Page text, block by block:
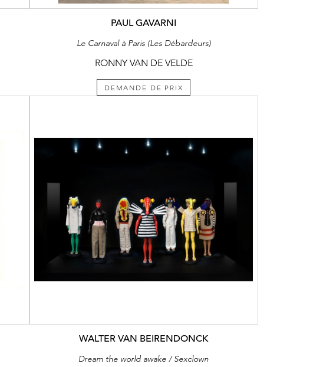
PAUL GAVARNI
Le Carnaval à Paris (Les Débardeurs)
RONNY VAN DE VELDE
DEMANDE DE PRIX
WALTER VAN BEIRENDONCK
Dream the world awake / Sexclown